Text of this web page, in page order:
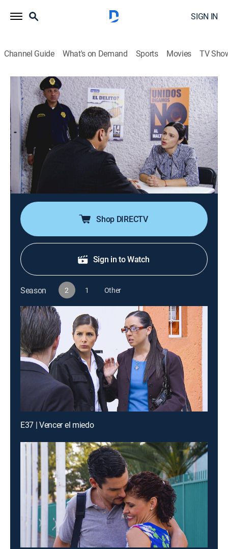
SIGN IN
Channel Guide What's on Demand Sports Movies TV
Historias de la Virgen morena
Airing | 8/17, 10:00a
S2 E23 | Una injusticia contra mi madre
1h 0m Drama, Religious|Universo|2016
Hilda es acusada injustamente del asesinato de su
esposo, Ramiro, y la policía la atrapa. Su mayor dolor
no es estar en la cárcel, sino que Mariano, su hijo,
dude de ella.
Shop DIRECTV
Sign in to Watch
Season 2 1 Other
E37 | Vencer el miedo